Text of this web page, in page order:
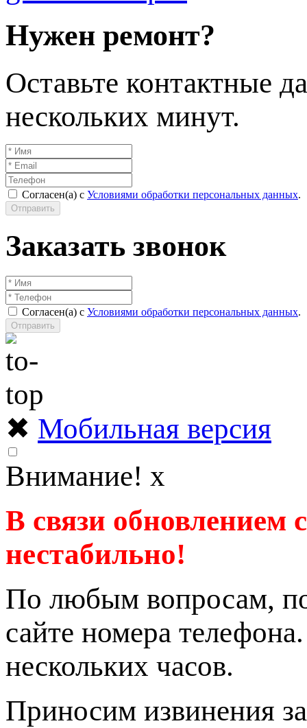
Нужен ремонт?
Оставьте контактные
нескольких минут.
Согласен(а) с Условиями обработки персональных данных.
Отправить
Заказать звонок
Согласен(а) с Условиями обработки персональных данных.
Отправить
✖ Мобильная версия
Внимание! x
В связи обновлением
нестабильно!
По любым вопросам,
сайте номера
нескольких часов.
Приносим извинения